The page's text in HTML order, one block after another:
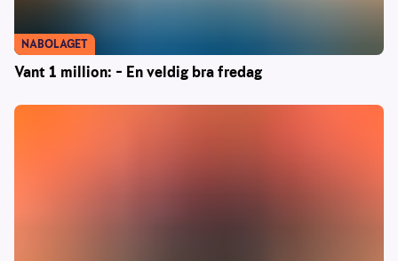
Vant 1 million: – En veldig bra fredag
NABOLAGET